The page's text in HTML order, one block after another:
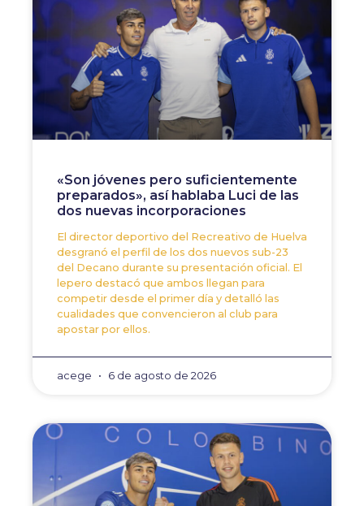
«Son jóvenes pero suficientemente
preparados», así hablaba Luci de las
dos nuevas incorporaciones
El director deportivo del Recreativo de Huelva
desgranó el perfil de los dos nuevos sub-23
del Decano durante su presentación oficial. El
lepero destacó que ambos llegan para
competir desde el primer día y detalló las
cualidades que convencieron al club para
apostar por ellos.
acege 6 de agosto de 2026